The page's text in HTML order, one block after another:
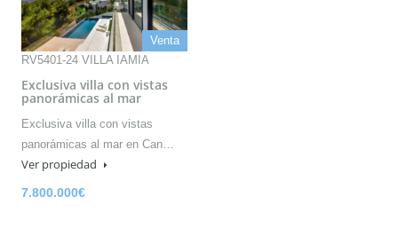
Venta
RV5401-24 VILLA IAMIA
Exclusiva villa con vistas
panorámicas al mar
Exclusiva villa con vistas
panorámicas al mar en Can…
Ver propiedad
7.800.000€